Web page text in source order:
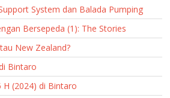
System dan Balada Pumping
Bersepeda (1): The Stories
New Zealand?
Bintaro
H (2024) di Bintaro